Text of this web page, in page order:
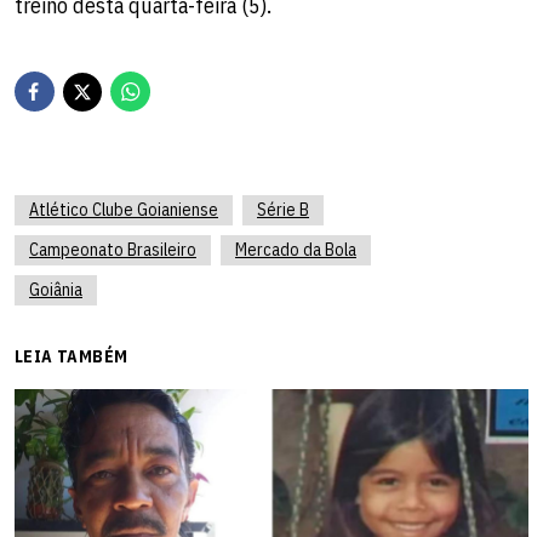
treino desta quarta-feira (5).
Atlético Clube Goianiense
Série B
Campeonato Brasileiro
Mercado da Bola
Goiânia
LEIA TAMBÉM